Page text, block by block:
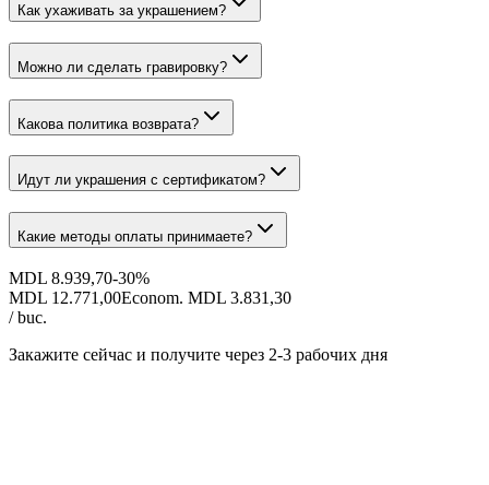
Как ухаживать за украшением?
Можно ли сделать гравировку?
Какова политика возврата?
Идут ли украшения с сертификатом?
Какие методы оплаты принимаете?
MDL 8.939,70-30%
MDL 12.771,00Econom. MDL 3.831,30
/ buc.
Закажите сейчас и получите через 2-3 рабочих дня